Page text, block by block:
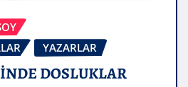
YAZARLAR
DOSLUKLAR